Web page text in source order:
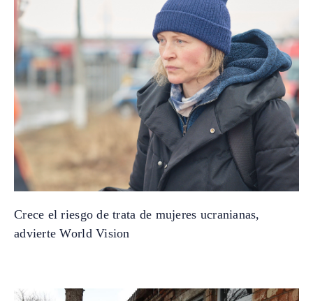
Crece el riesgo de trata de mujeres ucranianas,
advierte World Vision